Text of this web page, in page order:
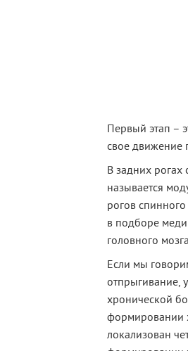
Первый этап –
свое движение
В задних рогах
называется
рогов
в подборе
головного
Если мы
отпрыгивание,
хронической
формировании
локализован